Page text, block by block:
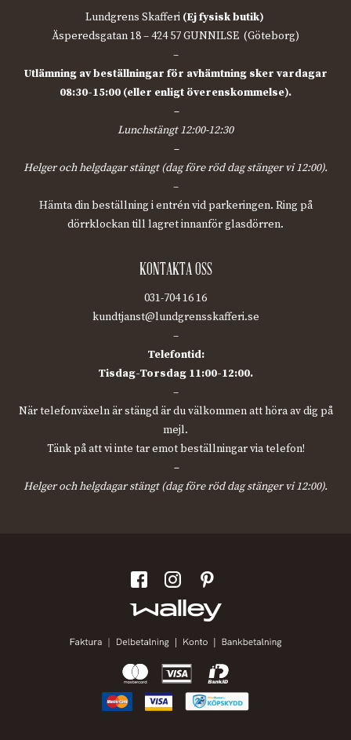
Lundgrens Skafferi (Ej fysisk butik)
Äsperedsgatan 18 – 424 57 GUNNILSE (Göteborg)
–
Utlämning av beställningar för avhämtning sker vardagar
08:30-15:00 (eller enligt överenskommelse).
–
Lunchstängt 12:00-12:30
–
Helger och helgdagar stängt (dag före röd dag stänger vi 12:00).
–
Hämta din beställning i entrén vid parkeringen. Ring på
dörrklockan till lagret innanför glasdörren.
KONTAKTA OSS
031-704 16 16
kundtjanst@lundgrensskafferi.se
–
Telefontid:
Tisdag-Torsdag 11:00-12:00.
–
När telefonväxeln är stängd är du välkommen att höra av dig på
mejl.
Tänk på att vi inte tar emot beställningar via telefon!
–
Helger och helgdagar stängt (dag före röd dag stänger vi 12:00).